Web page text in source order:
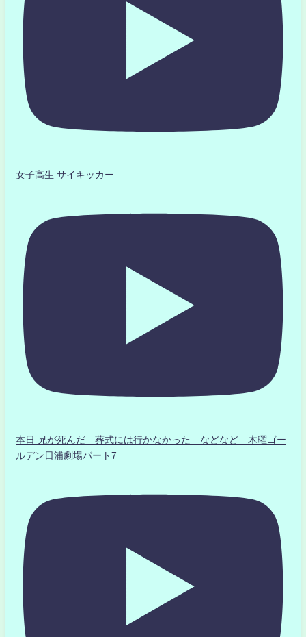
女子高生 サイキッカー
本日 兄が死んだ 葬式には行かなかった などなど 木曜ゴー
ルデン日浦劇場パート7